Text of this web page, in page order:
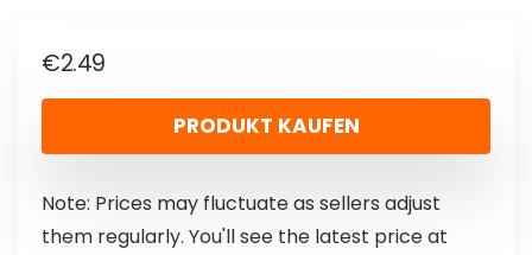
€2.49
PRODUKT KAUFEN
Note: Prices may fluctuate as sellers adjust
them regularly. You'll see the latest price at